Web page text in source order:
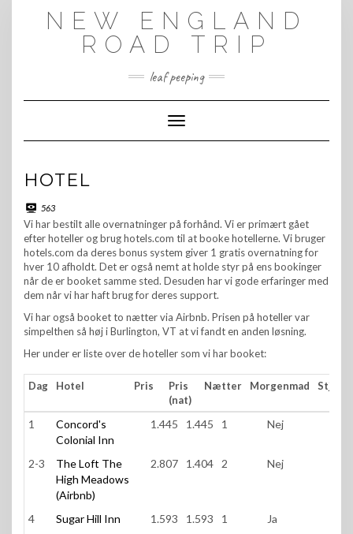
NEW ENGLAND
ROAD TRIP
leaf peeping
Toggle Navigation
HOTEL
563
Vi har bestilt alle overnatninger på forhånd. Vi er primært gået
efter hoteller og brug hotels.com til at booke hotellerne. Vi bruger
hotels.com da deres bonus system giver 1 gratis overnatning for
hver 10 afholdt. Det er også nemt at holde styr på ens bookinger
når de er booket samme sted. Desuden har vi gode erfaringer med
dem når vi har haft brug for deres support.
Vi har også booket to nætter via Airbnb. Prisen på hoteller var
simpelthen så høj i Burlington, VT at vi fandt en anden løsning.
Her under er liste over de hoteller som vi har booket:
Dag Hotel Pris
Pris
(nat)
Nætter Morgenmad
Dag Hotel Pris
Pris
Nætter Morgenmad
1
Concord's
Colonial Inn
1.445 1.445 1 Nej
2-3
The Loft The
High Meadows
(Airbnb)
2.807 1.404 2 Nej
4 Sugar Hill Inn 1.593 1.593 1 Ja